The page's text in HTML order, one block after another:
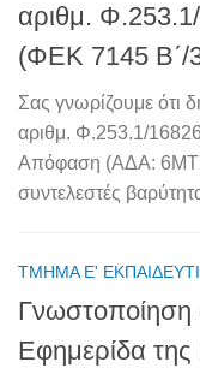
αριθμ.
(ΦΕΚ 7145 Β΄/
Σας γνωρίζουμε ότι
αριθμ. Φ.253.1/
Απόφαση (ΑΔΑ:
συντελεστές
ΤΜΉΜΑ Ε'
Γνωστοποίηση
Εφημερίδα